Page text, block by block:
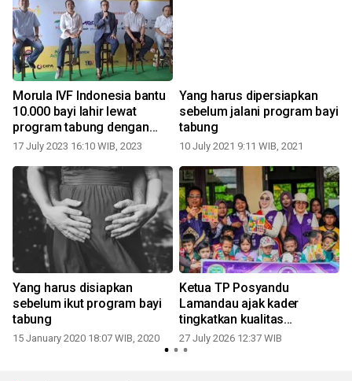
Morula IVF Indonesia bantu
10.000 bayi lahir lewat
program tabung dengan
TRB
17 July 2023 16:10 WIB, 2023
Yang harus dipersiapkan
sebelum jalani program bayi
tabung
10 July 2021 9:11 WIB, 2021
Yang harus disiapkan
sebelum ikut program bayi
tabung
15 January 2020 18:07 WIB, 2020
Ketua TP Posyandu
Lamandau ajak kader
tingkatkan kualitas
pelayanan
27 July 2026 12:37 WIB